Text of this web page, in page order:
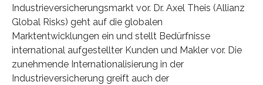
Industrieversicherungsmarkt vor. Dr. Axel Theis (Allianz
Global Risks) geht auf die globalen
Marktentwicklungen ein und stellt Bedürfnisse
international aufgestellter Kunden und Makler vor. Die
zunehmende Internationalisierung in der
Industrieversicherung greift auch der